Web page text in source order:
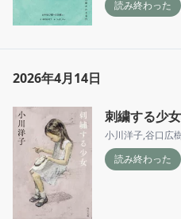
読み終わった
2026年4月14日
刺繍する少女
小川洋子,谷口広
読み終わった